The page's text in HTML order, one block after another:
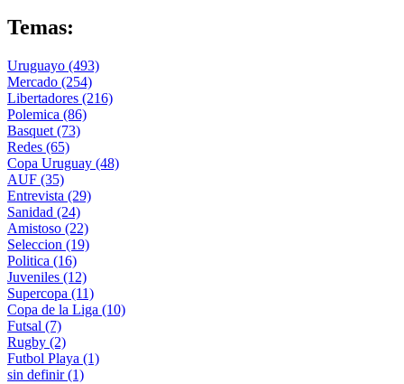
Temas:
Uruguayo (493)
Mercado (254)
Libertadores (216)
Polemica (86)
Basquet (73)
Redes (65)
Copa Uruguay (48)
AUF (35)
Entrevista (29)
Sanidad (24)
Amistoso (22)
Seleccion (19)
Politica (16)
Juveniles (12)
Supercopa (11)
Copa de la Liga (10)
Futsal (7)
Rugby (2)
Futbol Playa (1)
sin definir(1)